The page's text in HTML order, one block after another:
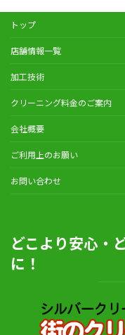
トップ
店舗情報一覧
加工技術
クリーニング料金のご案内
会社概要
ご利用上のお願い
お問い合わせ
どこより安心・
に！